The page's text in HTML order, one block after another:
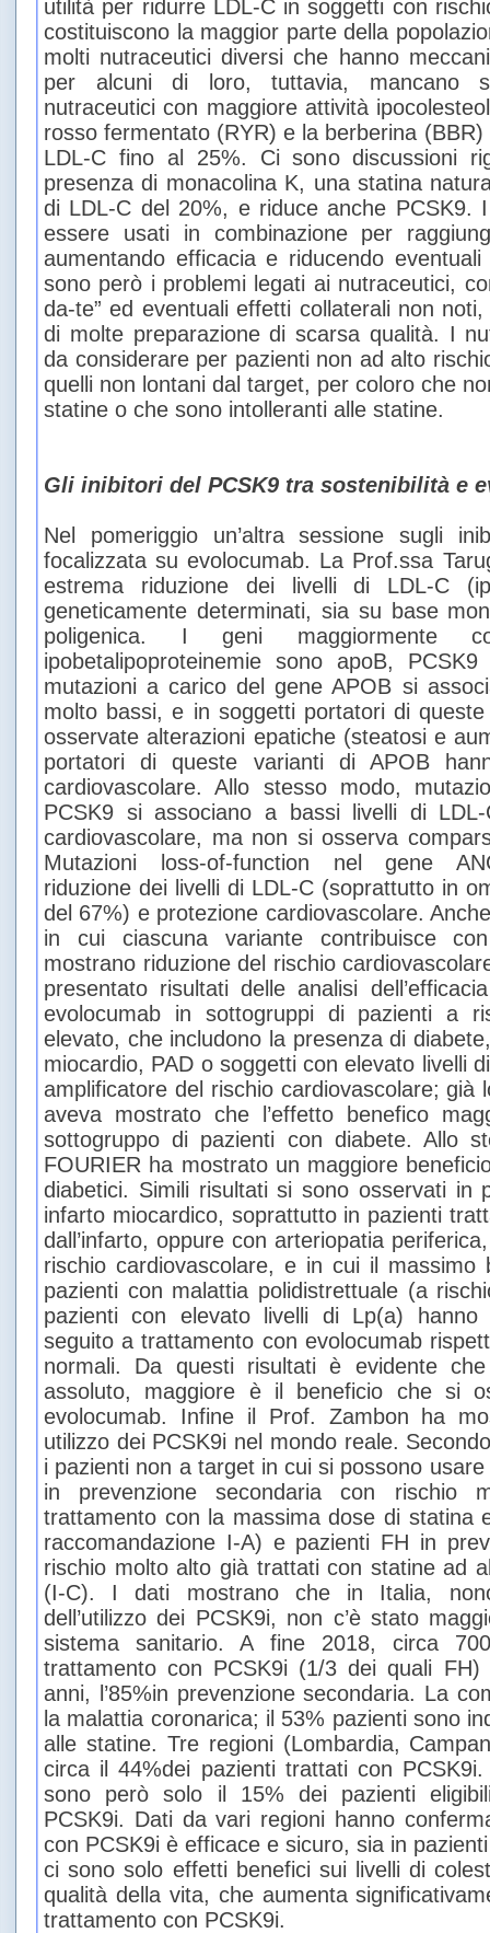
utilità per ridurre LDL-C in soggetti con
costituiscono la maggior parte della
molti nutraceutici diversi che hanno
per alcuni di loro, tuttavia, mancano
nutraceutici con maggiore attività
rosso fermentato (RYR) e la berberina
LDL-C fino al 25%. Ci sono discussioni
presenza di monacolina K, una statina
di LDL-C del 20%, e riduce anche PCSK9.
essere usati in combinazione per
aumentando efficacia e riducendo
sono però i problemi legati ai nutraceutici,
da-te” ed eventuali effetti collaterali non
di molte preparazione di scarsa qualità. I
da considerare per pazienti non ad alto
quelli non lontani dal target, per coloro che
statine o che sono intolleranti alle statine.
Gli inibitori del PCSK9 tra sostenibilità e
Nel pomeriggio un’altra sessione sugli
focalizzata su evolocumab. La Prof.ssa
estrema riduzione dei livelli di LDL-C
geneticamente determinati, sia su base
poligenica. I geni maggiormente
ipobetalipoproteinemie sono apoB,
mutazioni a carico del gene APOB si
molto bassi, e in soggetti portatori di
osservate alterazioni epatiche (steatosi e
portatori di queste varianti di APOB
cardiovascolare. Allo stesso modo,
PCSK9 si associano a bassi livelli di
cardiovascolare, ma non si osserva
Mutazioni loss-of-function nel gene
riduzione dei livelli di LDL-C (soprattutto in
del 67%) e protezione cardiovascolare.
in cui ciascuna variante contribuisce
mostrano riduzione del rischio
presentato risultati delle analisi
evolocumab in sottogruppi di pazienti a
elevato, che includono la presenza di
miocardio, PAD o soggetti con elevato livelli
amplificatore del rischio cardiovascolare; già
aveva mostrato che l’effetto benefico
sottogruppo di pazienti con diabete. Allo
FOURIER ha mostrato un maggiore
diabetici. Simili risultati si sono osservati in
infarto miocardico, soprattutto in pazienti
dall’infarto, oppure con arteriopatia
rischio cardiovascolare, e in cui il massimo
pazienti con malattia polidistrettuale (a
pazienti con elevato livelli di Lp(a) hanno
seguito a trattamento con evolocumab
normali. Da questi risultati è evidente
assoluto, maggiore è il beneficio che si
evolocumab. Infine il Prof. Zambon ha
utilizzo dei PCSK9i nel mondo reale.
i pazienti non a target in cui si possono
in prevenzione secondaria con rischio
trattamento con la massima dose di statina
raccomandazione I-A) e pazienti FH in
rischio molto alto già trattati con statine ad
(I-C). I dati mostrano che in Italia,
dell’utilizzo dei PCSK9i, non c’è stato
sistema sanitario. A fine 2018, circa
trattamento con PCSK9i (1/3 dei quali
anni, l’85%in prevenzione secondaria. La
la malattia coronarica; il 53% pazienti sono
alle statine. Tre regioni (Lombardia,
circa il 44%dei pazienti trattati con
sono però solo il 15% dei pazienti
PCSK9i. Dati da vari regioni hanno
con PCSK9i è efficace e sicuro, sia in
ci sono solo effetti benefici sui livelli di
qualità della vita, che aumenta
trattamento con PCSK9i.